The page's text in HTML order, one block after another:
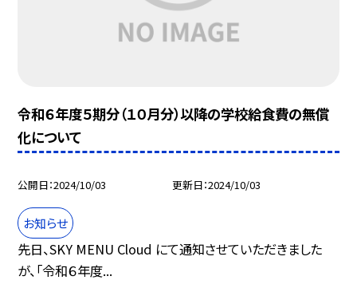
令和６年度５期分（１０月分）以降の学校給食費の無償
化について
公開日 2024/10/03 更新日 2024/10/03
お知らせ
先日、SKY MENU Cloud にて通知させていただきました
が、「令和６年度...